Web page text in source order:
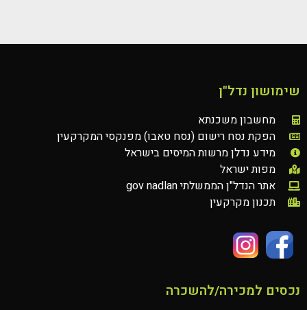
שימושון נדל"ן
מחשבון משכנתא
הפקת נסח רישום (נסח טאבו) מפנקסי המקרקעין
מידע נדלן מרשות המיסים בישראל
מפות ישראל
אתר הנדל"ן הממשלתי gov nadlan
תכנון מקרקעין
נכסים למכירה/להשכרה